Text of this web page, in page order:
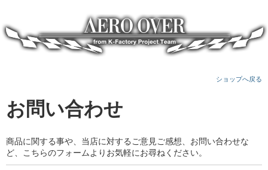
ショップへ戻る
お問い合わせ
商品に関する事や、当店に対するご意見ご感想、お問い合わせな
ど、こちらのフォームよりお気軽にお尋ねください。